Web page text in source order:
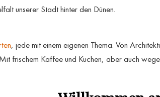
unserer Stadt hinter den Dünen.
, jede mit einem eigenen Thema. Von
frischem Kaffee und Kuchen, aber auch